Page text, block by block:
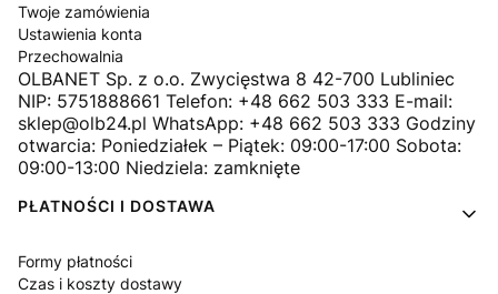
Twoje zamówienia
Ustawienia konta
Przechowalnia
OLBANET Sp. z o.o. Zwycięstwa 8 42-700 Lubliniec
NIP: 5751888661 Telefon: +48 662 503 333 E-mail:
sklep@olb24.pl WhatsApp: +48 662 503 333 Godziny
otwarcia: Poniedziałek – Piątek: 09:00-17:00 Sobota:
09:00-13:00 Niedziela: zamknięte
PŁATNOŚCI I DOSTAWA
Formy płatności
Czas i koszty dostawy